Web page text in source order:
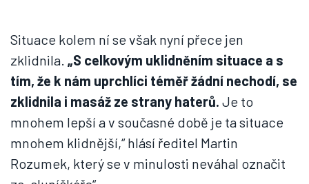
Situace kolem ní se však nyní přece jen
zklidnila. „S celkovým uklidněním situace a s
tím, že k nám uprchlíci téměř žádní nechodí, se
zklidnila i masáž ze strany haterů. Je to
mnohem lepší a v současné době je ta situace
mnohem klidnější,“ hlásí ředitel Martin
Rozumek, který se v minulosti neváhal označit